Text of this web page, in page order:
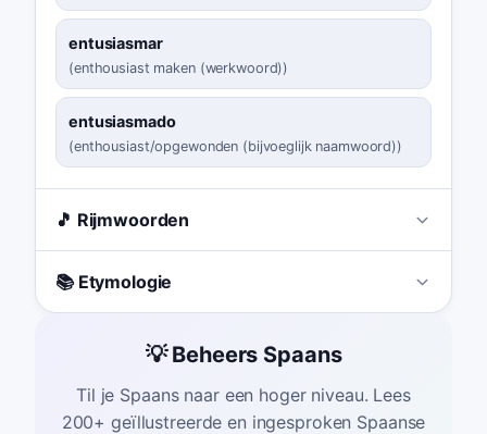
entusiasmar
(enthousiast maken (werkwoord))
entusiasmado
(enthousiast/opgewonden (bijvoeglijk naamwoord))
🎵 Rijmwoorden
📚 Etymologie
💡 Beheers Spaans
Til je Spaans naar een hoger niveau. Lees
200+ geïllustreerde en ingesproken Spaanse